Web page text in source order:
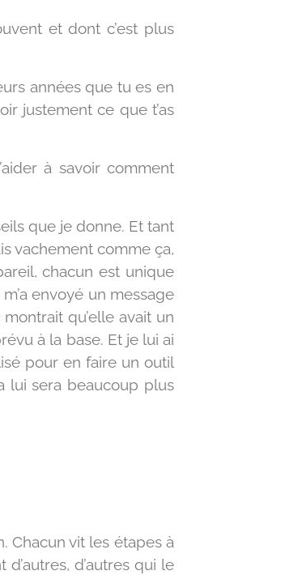
et dont c’est plus
années que tu es en
justement ce que t’as
à savoir comment
que je donne. Et tant
vachement comme ça,
chacun est unique
envoyé un message
qu’elle avait un
à la base. Et je lui ai
pour en faire un outil
lui sera beaucoup plus
Chacun vit les étapes à
d’autres qui le